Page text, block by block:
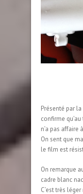
Présenté par
confirme
n’a pas affaire
On sent que
le film est
On remarque
cadre blanc
C’est très